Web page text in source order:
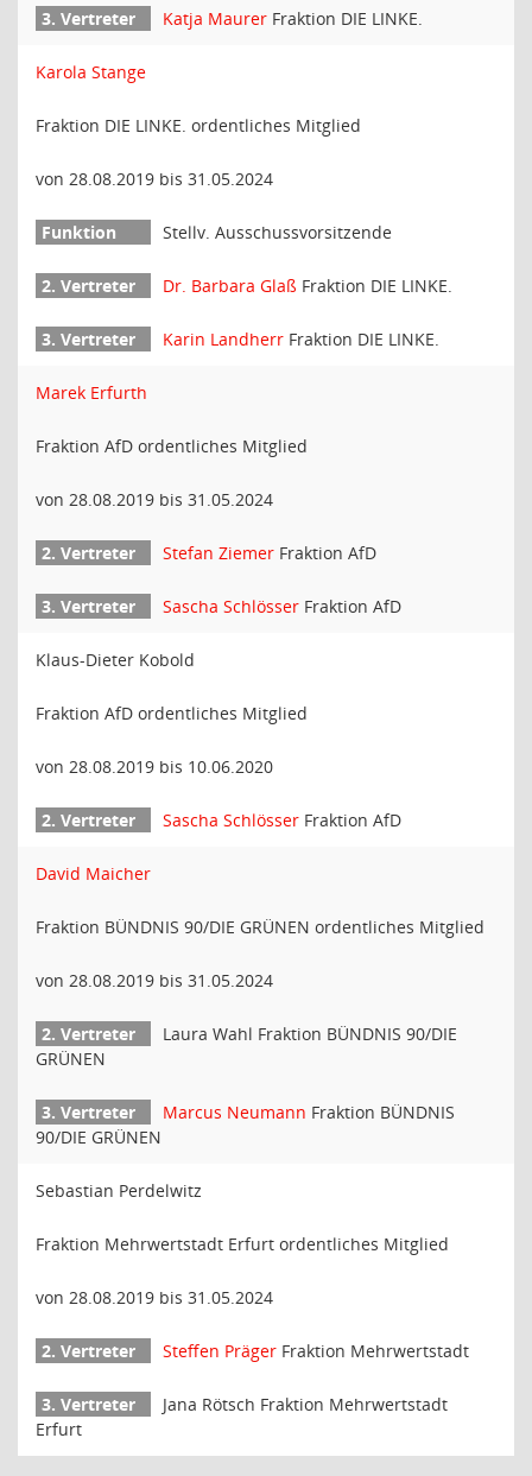
Katja Maurer Fraktion DIE LINKE.
Karola Stange
Fraktion DIE LINKE. ordentliches Mitglied
von 28.08.2019 bis 31.05.2024
Stellv. Ausschussvorsitzende
Dr. Barbara Glaß Fraktion DIE LINKE.
Karin Landherr Fraktion DIE LINKE.
Marek Erfurth
Fraktion AfD ordentliches Mitglied
von 28.08.2019 bis 31.05.2024
Stefan Ziemer Fraktion AfD
Sascha Schlösser Fraktion AfD
Klaus-Dieter Kobold
Fraktion AfD ordentliches Mitglied
von 28.08.2019 bis 10.06.2020
Sascha Schlösser Fraktion AfD
David Maicher
Fraktion BÜNDNIS 90/DIE GRÜNEN ordentliches Mitglied
von 28.08.2019 bis 31.05.2024
Laura Wahl Fraktion BÜNDNIS 90/DIE
GRÜNEN
Marcus Neumann Fraktion BÜNDNIS
90/DIE GRÜNEN
Sebastian Perdelwitz
Fraktion Mehrwertstadt Erfurt ordentliches Mitglied
von 28.08.2019 bis 31.05.2024
Steffen Präger Fraktion Mehrwertstadt
Jana Rötsch Fraktion Mehrwertstadt
Erfurt